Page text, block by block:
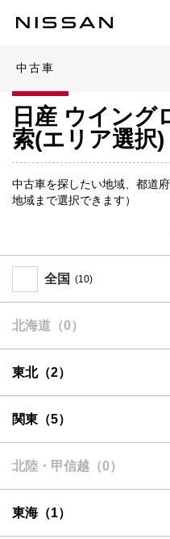
中古車
日産 ウイング
索(エリア選択)
中古車を探したい地域、都道
地域まで選択できます）
全国 (10)
北海道（0）
東北（2）
関東（5）
北陸・甲信越（0）
東海（1）